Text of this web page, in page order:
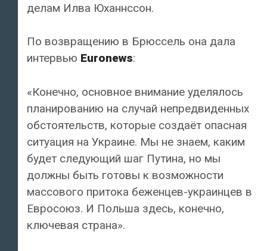
делам Илва Юханнссон.
По возвращению в Брюссель она дала
интервью Euronews:
«Конечно, основное внимание уделялось
планированию на случай непредвиденных
обстоятельств, которые создаёт опасная
ситуация на Украине. Мы не знаем, каким
будет следующий шаг Путина, но мы
должны быть готовы к возможности
массового притока беженцев-украинцев в
Евросоюз. И Польша здесь, конечно,
ключевая страна».